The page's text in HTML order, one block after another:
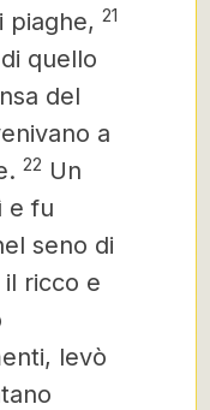
piaghe, 21
quello
del
a
22 Un
e fu
seno di
ricco e
levò